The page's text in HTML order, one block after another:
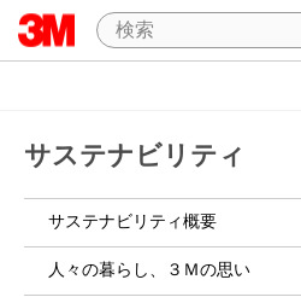
サステナビリティ
サステナビリティ概要
人々の暮らし、３Ｍの思い